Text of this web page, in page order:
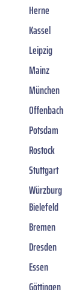
Herne
Kassel
Leipzig
Mainz
München
Offenbach
Potsdam
Rostock
Stuttgart
Würzburg
Bielefeld
Bremen
Dresden
Essen